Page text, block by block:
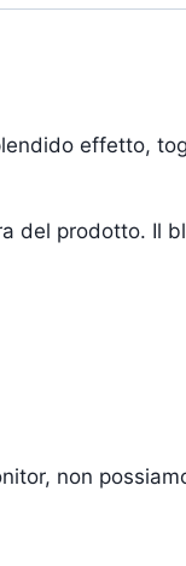
effetto,
del prodotto. Il
non